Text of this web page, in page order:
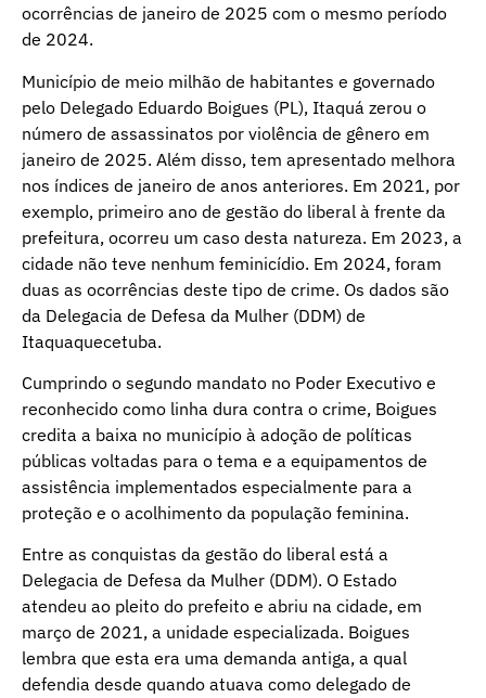
ocorrências de janeiro de 2025 com o mesmo período
de 2024.
Município de meio milhão de habitantes e governado
pelo Delegado Eduardo Boigues (PL), Itaquá zerou o
número de assassinatos por violência de gênero em
janeiro de 2025. Além disso, tem apresentado melhora
nos índices de janeiro de anos anteriores. Em 2021, por
exemplo, primeiro ano de gestão do liberal à frente da
prefeitura, ocorreu um caso desta natureza. Em 2023, a
cidade não teve nenhum feminicídio. Em 2024, foram
duas as ocorrências deste tipo de crime. Os dados são
da Delegacia de Defesa da Mulher (DDM) de
Itaquaquecetuba.
Cumprindo o segundo mandato no Poder Executivo e
reconhecido como linha dura contra o crime, Boigues
credita a baixa no município à adoção de políticas
públicas voltadas para o tema e a equipamentos de
assistência implementados especialmente para a
proteção e o acolhimento da população feminina.
Entre as conquistas da gestão do liberal está a
Delegacia de Defesa da Mulher (DDM). O Estado
atendeu ao pleito do prefeito e abriu na cidade, em
março de 2021, a unidade especializada. Boigues
lembra que esta era uma demanda antiga, a qual
defendia desde quando atuava como delegado de